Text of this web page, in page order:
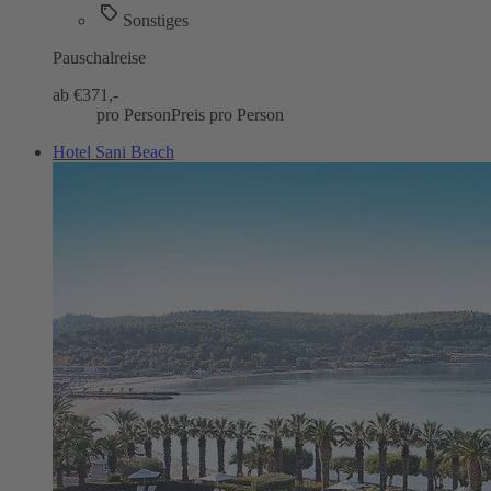
Sonstiges
Pauschalreise
ab €371,-
pro PersonPreis pro Person
Hotel Sani Beach